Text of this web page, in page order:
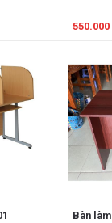
550.000
Bàn